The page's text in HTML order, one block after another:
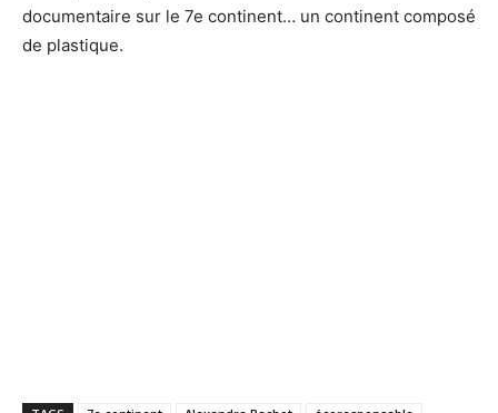
documentaire sur le 7e continent… un continent composé
de plastique.